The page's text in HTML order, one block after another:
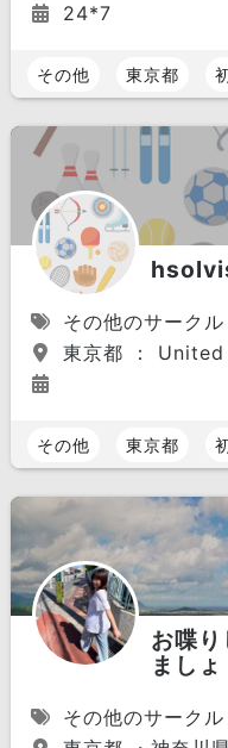
24*7
その他 東京都
その他のサークル
東京都 ：
その他 東京都
お喋
ましょ
その他のサークル